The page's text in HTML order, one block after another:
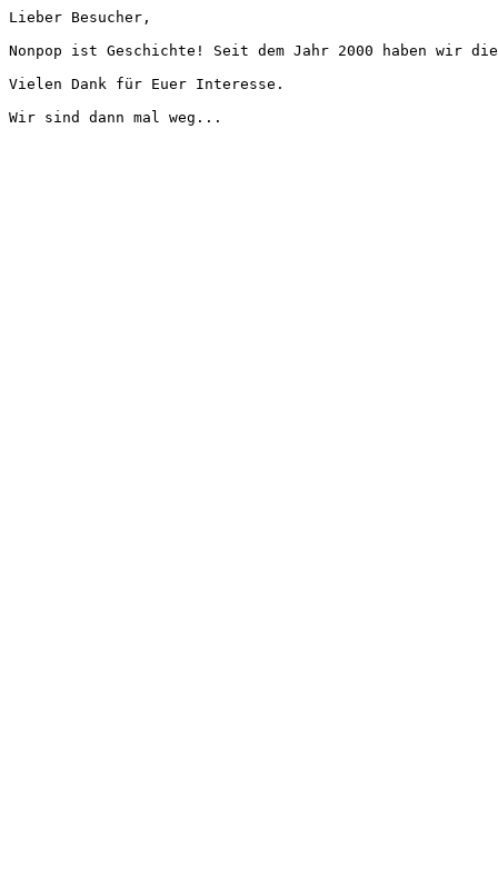
Lieber Besucher,
Nonpop ist Geschichte! Seit dem Jahr 2000 haben wir
Vielen Dank für Euer Interesse.
Wir sind dann mal weg...